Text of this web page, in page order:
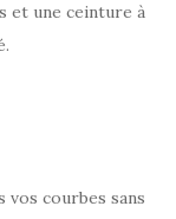
et une ceinture à
vos courbes sans